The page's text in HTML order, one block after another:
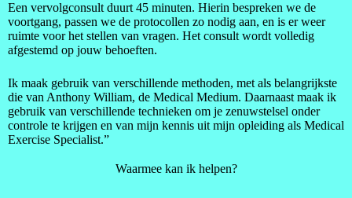
Een vervolgconsult duurt 45 minuten. Hierin bespreken we de
voortgang, passen we de protocollen zo nodig aan, en is er weer
ruimte voor het stellen van vragen. Het consult wordt volledig
afgestemd op jouw behoeften.
Ik maak gebruik van verschillende methoden, met als belangrijkste
die van Anthony William, de Medical Medium. Daarnaast maak ik
gebruik van verschillende technieken om je zenuwstelsel onder
controle te krijgen en van mijn kennis uit mijn opleiding als Medical
Exercise Specialist.”
Waarmee kan ik helpen?